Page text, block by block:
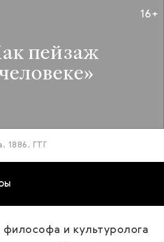
16+
пейзаж
1886. ГТГ
философа и культуролога